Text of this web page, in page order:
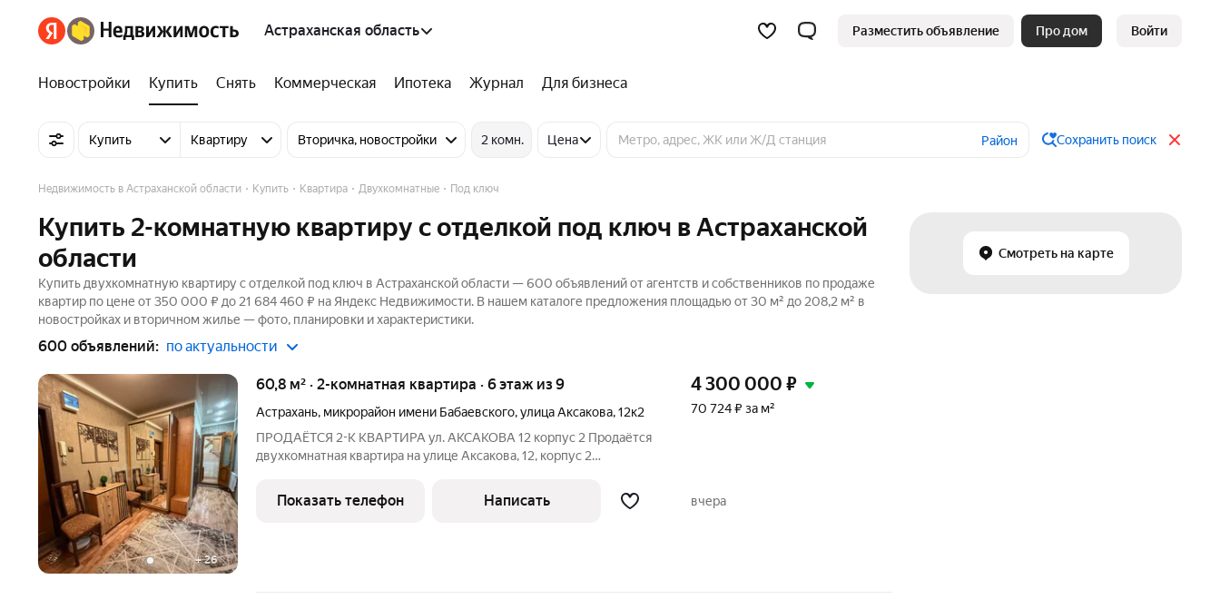
Астраханская область Разместить объявление Про дом Войти
Новостройки Купить Снять Коммерческая Ипотека Журнал Для бизнеса
Купить Квартиру Вторичка, новостройки 2 комн. Цена Район Сохранить поиск
Смотреть на карте
Недвижимость в Астраханской области Купить Квартира Двухкомнатные Под ключ
Купить 2-комнатную квартиру с отделкой под ключ в Астраханской
области
Купить двухкомнатную квартиру с отделкой под ключ в Астраханской области — 600 объявлений от агентств и собственников по продаже
квартир по цене от 350 000 ₽ до 21 684 460 ₽ на Яндекс Недвижимости. В нашем каталоге предложения площадью от 30 м² до 208,2 м² в
новостройках и вторичном жилье — фото, планировки и характеристики.
600 объявлений: по актуальности
+26
60,8 м² · 2-комнатная квартира · 6 этаж из 9
Астрахань, микрорайон имени Бабаевского,улица Аксакова,12к2
ПРОДАЁТСЯ 2-К КВАРТИРА ул. АКСАКОВА 12 корпус 2 Продаётся
двухкомнатная квартира на улице Аксакова, 12, корпус 2
планировки (серия 135-Б). Шестой этаж девятиэтажки, одна из
самых удобных и
4 300 000 ₽
70 724 ₽ за м²
Показать телефон Написать вчера